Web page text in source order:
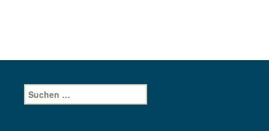
Suche
nach: